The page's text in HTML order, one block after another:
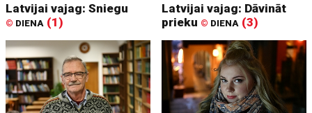
Latvijai vajag: Sniegu
© DIENA (1)
Latvijai vajag: Dāvināt
prieku © DIENA (3)